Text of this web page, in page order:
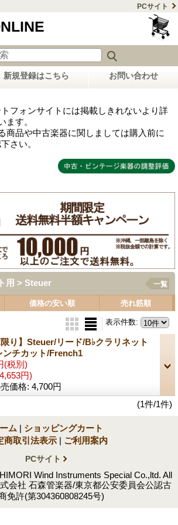
PCサイト
新規登録はこちら お問い合わせ
フォンサイトには掲載しきれないより詳
ます。
商品や中古楽器に関しましては購入前に
さい。
用 > Steuer 一覧
価格の安い順 売れ筋順
表示件数:
限り】Steuer/リード/B♭クラリネット
ンチカット/French1
(税別)
4,653円)
価格: 4,700円
(1件/1件)
ム | ショッピングカート
商取引法表示 | ご利用案内
PCサイト
Wind Instruments Special Co.,ltd. All
会社 石森管楽器/東京都公安委員会公認古
免許(第304360808245号)